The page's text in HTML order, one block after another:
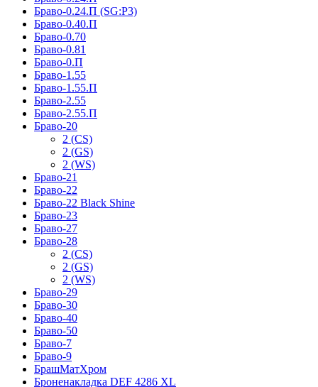
Браво-0.24.П (SG:P3)
Браво-0.40.П
Браво-0.70
Браво-0.81
Браво-0.П
Браво-1.55
Браво-1.55.П
Браво-2.55
Браво-2.55.П
Браво-20
2 (CS)
2 (GS)
2 (WS)
Браво-21
Браво-22
Браво-22 Black Shine
Браво-23
Браво-27
Браво-28
2 (CS)
2 (GS)
2 (WS)
Браво-29
Браво-30
Браво-40
Браво-50
Браво-7
Браво-9
БрашМатХром
Броненакладка DEF 4286 XL